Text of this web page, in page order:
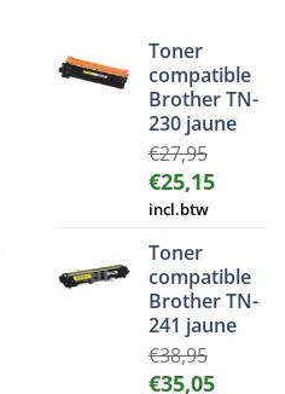
Toner
compatible
Brother TN-
230 jaune
€27,95
Le
prix
était :
€27,95.
€25,15Le
€25,15.
incl.btw
Toner
compatible
Brother TN-
241 jaune
€38,95
Le
€35,05Le